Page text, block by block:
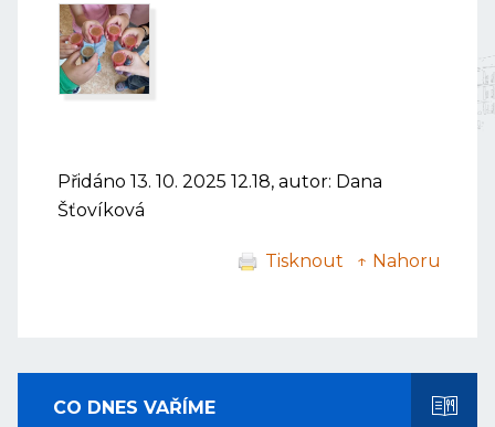
Přidáno 13. 10. 2025 12.18, autor: Dana
Šťovíková
Tisknout ↑ Nahoru
CO DNES VAŘÍME